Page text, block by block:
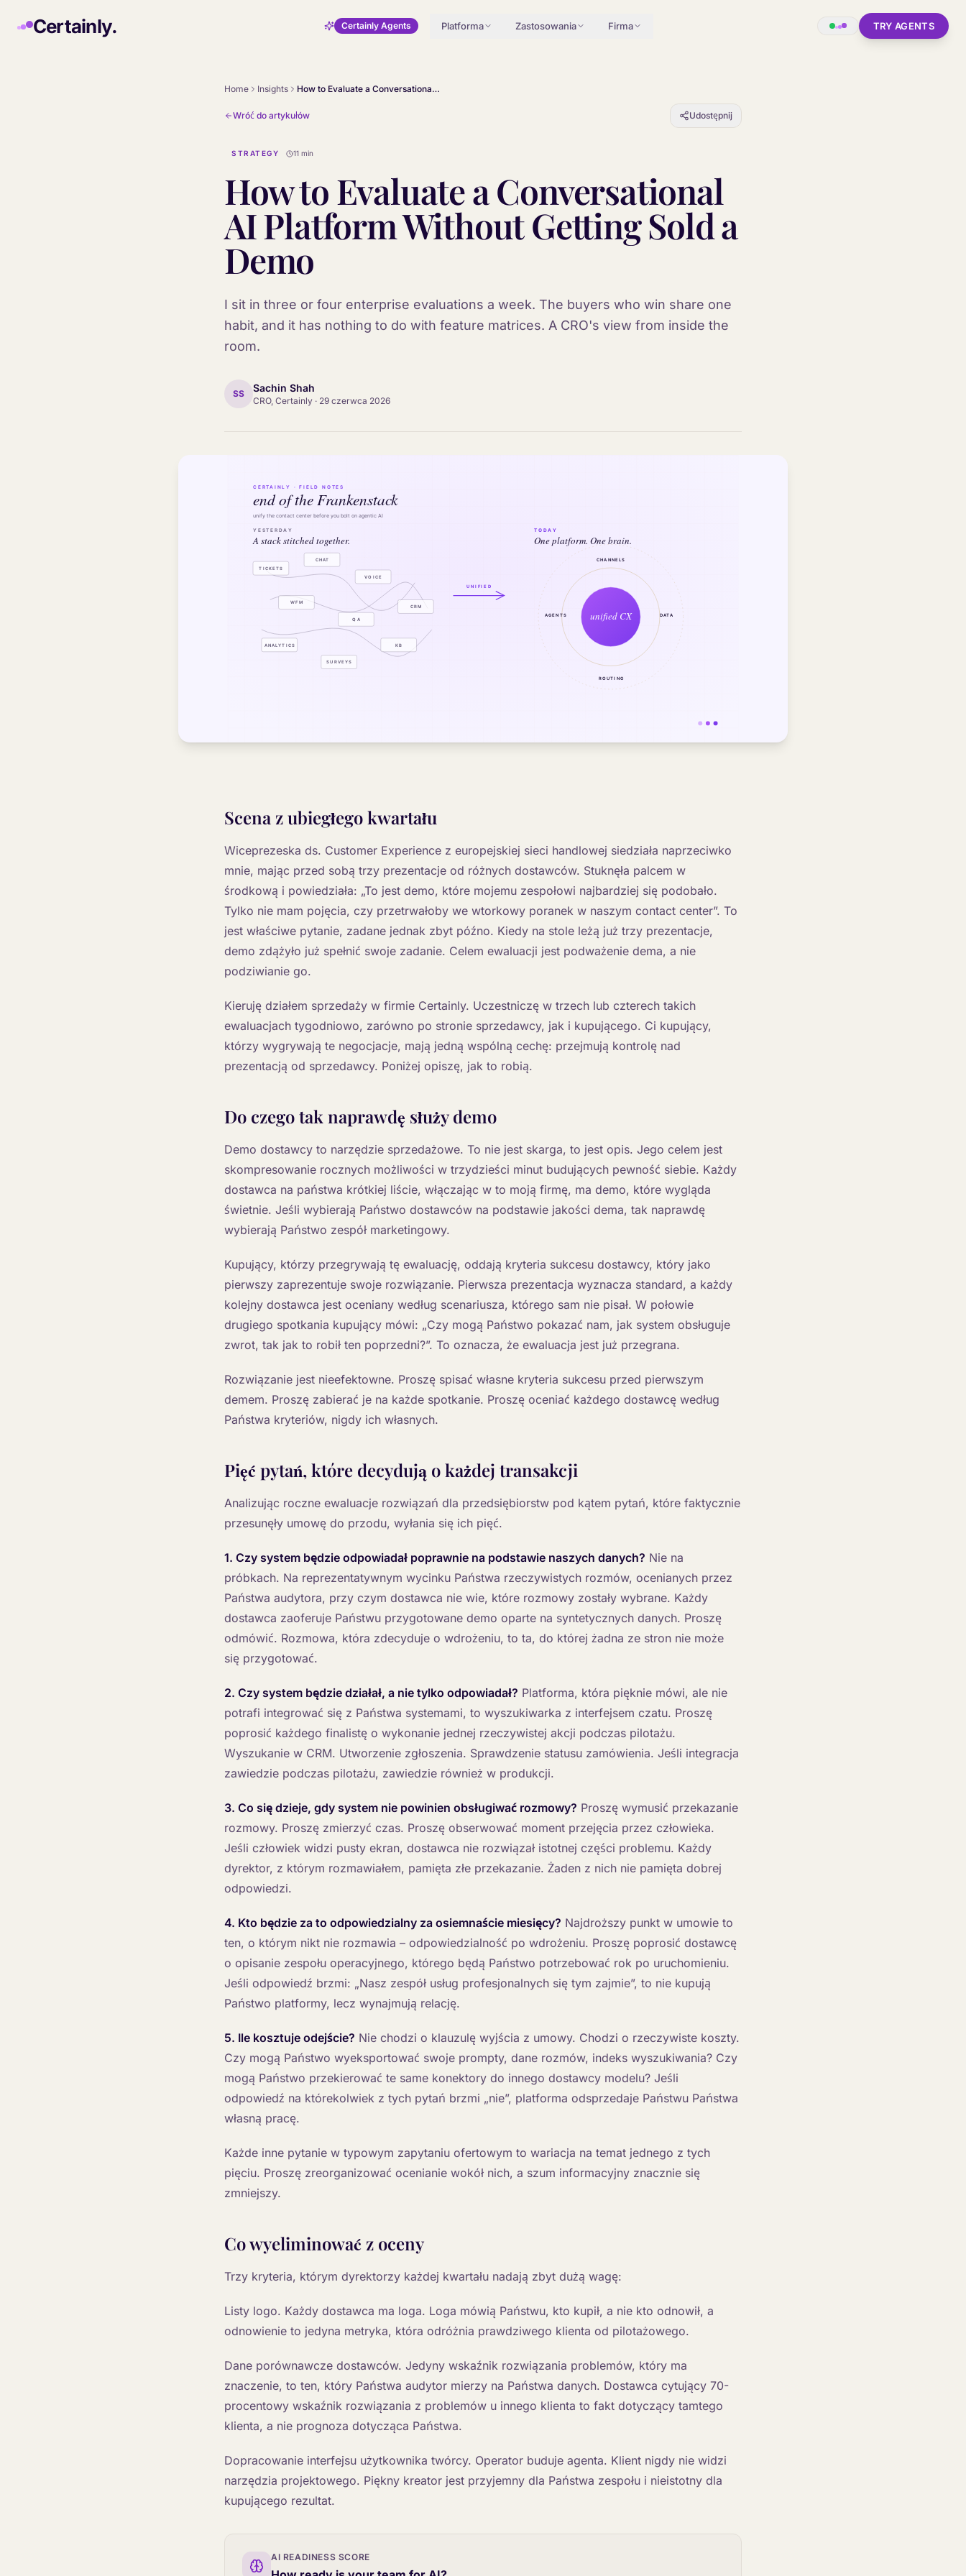
Certainly. Certainly Agents Platforma Zastosowania Firma TRY AGENTS
Home Insights How to Evaluate a Conversational AI Platform Without Getting Sold a Demo
Wróć do artykułów Udostępnij
STRATEGY 11 min
How to Evaluate a Conversational
AI Platform Without Getting Sold a
Demo
I sit in three or four enterprise evaluations a week. The buyers who win share one
habit, and it has nothing to do with feature matrices. A CRO's view from inside the
room.
SS Sachin Shah
CRO, Certainly · 29 czerwca 2026
Scena z ubiegłego kwartału
Wiceprezeska ds. Customer Experience z europejskiej sieci handlowej siedziała naprzeciwko
mnie, mając przed sobą trzy prezentacje od różnych dostawców. Stuknęła palcem w
środkową i powiedziała: „To jest demo, które mojemu zespołowi najbardziej się podobało.
Tylko nie mam pojęcia, czy przetrwałoby we wtorkowy poranek w naszym contact center”. To
jest właściwe pytanie, zadane jednak zbyt późno. Kiedy na stole leżą już trzy prezentacje,
demo zdążyło już spełnić swoje zadanie. Celem ewaluacji jest podważenie dema, a nie
podziwianie go.
Kieruję działem sprzedaży w firmie Certainly. Uczestniczę w trzech lub czterech takich
ewaluacjach tygodniowo, zarówno po stronie sprzedawcy, jak i kupującego. Ci kupujący,
którzy wygrywają te negocjacje, mają jedną wspólną cechę: przejmują kontrolę nad
prezentacją od sprzedawcy. Poniżej opiszę, jak to robią.
Do czego tak naprawdę służy demo
Demo dostawcy to narzędzie sprzedażowe. To nie jest skarga, to jest opis. Jego celem jest
skompresowanie rocznych możliwości w trzydzieści minut budujących pewność siebie. Każdy
dostawca na państwa krótkiej liście, włączając w to moją firmę, ma demo, które wygląda
świetnie. Jeśli wybierają Państwo dostawców na podstawie jakości dema, tak naprawdę
wybierają Państwo zespół marketingowy.
Kupujący, którzy przegrywają tę ewaluację, oddają kryteria sukcesu dostawcy, który jako
pierwszy zaprezentuje swoje rozwiązanie. Pierwsza prezentacja wyznacza standard, a każdy
kolejny dostawca jest oceniany według scenariusza, którego sam nie pisał. W połowie
drugiego spotkania kupujący mówi: „Czy mogą Państwo pokazać nam, jak system obsługuje
zwrot, tak jak to robił ten poprzedni?”. To oznacza, że ewaluacja jest już przegrana.
Rozwiązanie jest nieefektowne. Proszę spisać własne kryteria sukcesu przed pierwszym
demem. Proszę zabierać je na każde spotkanie. Proszę oceniać każdego dostawcę według
Państwa kryteriów, nigdy ich własnych.
Pięć pytań, które decydują o każdej transakcji
Analizując roczne ewaluacje rozwiązań dla przedsiębiorstw pod kątem pytań, które faktycznie
przesunęły umowę do przodu, wyłania się ich pięć.
1. Czy system będzie odpowiadał poprawnie na podstawie naszych danych? Nie na
próbkach. Na reprezentatywnym wycinku Państwa rzeczywistych rozmów, ocenianych przez
Państwa audytora, przy czym dostawca nie wie, które rozmowy zostały wybrane. Każdy
dostawca zaoferuje Państwu przygotowane demo oparte na syntetycznych danych. Proszę
odmówić. Rozmowa, która zdecyduje o wdrożeniu, to ta, do której żadna ze stron nie może
się przygotować.
2. Czy system będzie działał, a nie tylko odpowiadał? Platforma, która pięknie mówi, ale nie
potrafi integrować się z Państwa systemami, to wyszukiwarka z interfejsem czatu. Proszę
poprosić każdego finalistę o wykonanie jednej rzeczywistej akcji podczas pilotażu.
Wyszukanie w CRM. Utworzenie zgłoszenia. Sprawdzenie statusu zamówienia. Jeśli integracja
zawiedzie podczas pilotażu, zawiedzie również w produkcji.
3. Co się dzieje, gdy system nie powinien obsługiwać rozmowy? Proszę wymusić przekazanie
rozmowy. Proszę zmierzyć czas. Proszę obserwować moment przejęcia przez człowieka.
Jeśli człowiek widzi pusty ekran, dostawca nie rozwiązał istotnej części problemu. Każdy
dyrektor, z którym rozmawiałem, pamięta złe przekazanie. Żaden z nich nie pamięta dobrej
odpowiedzi.
4. Kto będzie za to odpowiedzialny za osiemnaście miesięcy? Najdroższy punkt w umowie to
ten, o którym nikt nie rozmawia – odpowiedzialność po wdrożeniu. Proszę poprosić dostawcę
o opisanie zespołu operacyjnego, którego będą Państwo potrzebować rok po uruchomieniu.
Jeśli odpowiedź brzmi: „Nasz zespół usług profesjonalnych się tym zajmie”, to nie kupują
Państwo platformy, lecz wynajmują relację.
5. Ile kosztuje odejście? Nie chodzi o klauzulę wyjścia z umowy. Chodzi o rzeczywiste koszty.
Czy mogą Państwo wyeksportować swoje prompty, dane rozmów, indeks wyszukiwania? Czy
mogą Państwo przekierować te same konektory do innego dostawcy modelu? Jeśli
odpowiedź na którekolwiek z tych pytań brzmi „nie”, platforma odsprzedaje Państwu Państwa
własną pracę.
Każde inne pytanie w typowym zapytaniu ofertowym to wariacja na temat jednego z tych
pięciu. Proszę zreorganizować ocenianie wokół nich, a szum informacyjny znacznie się
zmniejszy.
Co wyeliminować z oceny
Trzy kryteria, którym dyrektorzy każdej kwartału nadają zbyt dużą wagę:
Listy logo. Każdy dostawca ma loga. Loga mówią Państwu, kto kupił, a nie kto odnowił, a
odnowienie to jedyna metryka, która odróżnia prawdziwego klienta od pilotażowego.
Dane porównawcze dostawców. Jedyny wskaźnik rozwiązania problemów, który ma
znaczenie, to ten, który Państwa audytor mierzy na Państwa danych. Dostawca cytujący 70-
procentowy wskaźnik rozwiązania z problemów u innego klienta to fakt dotyczący tamtego
klienta, a nie prognoza dotycząca Państwa.
Dopracowanie interfejsu użytkownika twórcy. Operator buduje agenta. Klient nigdy nie widzi
narzędzia projektowego. Piękny kreator jest przyjemny dla Państwa zespołu i nieistotny dla
kupującego rezultat.
AI READINESS SCORE